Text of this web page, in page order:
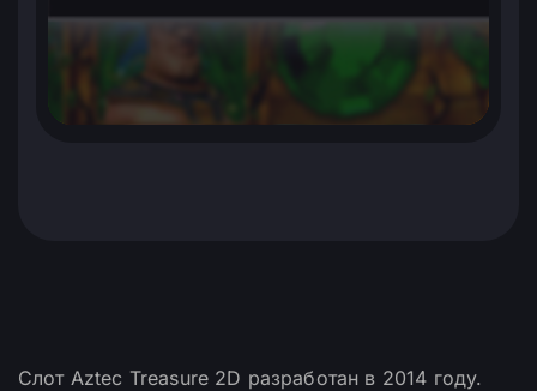
Слот Aztec Treasure 2D разработан в 2014 году.